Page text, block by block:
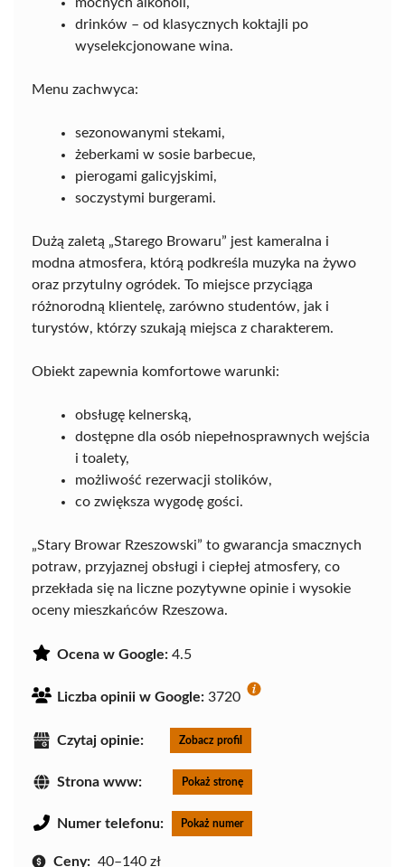
drinków – od klasycznych koktajli po
wyselekcjonowane wina.
Menu zachwyca:
sezonowanymi stekami,
żeberkami w sosie barbecue,
pierogami galicyjskimi,
soczystymi burgerami.
Dużą zaletą „Starego Browaru” jest kameralna i
modna atmosfera, którą podkreśla muzyka na żywo
oraz przytulny ogródek. To miejsce przyciąga
różnorodną klientelę, zarówno studentów, jak i
turystów, którzy szukają miejsca z charakterem.
Obiekt zapewnia komfortowe warunki:
obsługę kelnerską,
dostępne dla osób niepełnosprawnych wejścia
i toalety,
możliwość rezerwacji stolików,
co zwiększa wygodę gości.
„Stary Browar Rzeszowski” to gwarancja smacznych
potraw, przyjaznej obsługi i ciepłej atmosfery, co
przekłada się na liczne pozytywne opinie i wysokie
oceny mieszkańców Rzeszowa.
Ocena w Google: 4.5
Liczba opinii w Google: 3720
Czytaj opinie: Zobacz profil
Strona www: Pokaż stronę
Numer telefonu: Pokaż numer
Ceny: 40–140 zł